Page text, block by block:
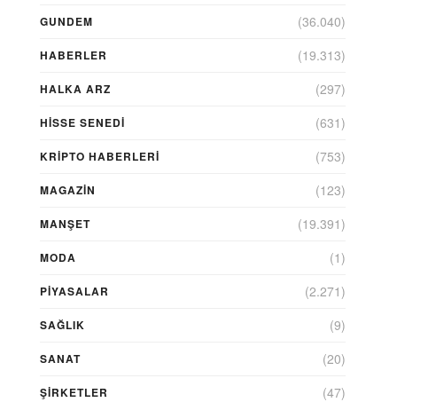
GUNDEM (36.040)
HABERLER (19.313)
HALKA ARZ (297)
HİSSE SENEDİ (631)
KRIPTO HABERLERI (753)
MAGAZİN (123)
MANŞET (19.391)
MODA (1)
PİYASALAR (2.271)
SAĞLIK (9)
SANAT (20)
ŞIRKETLER (47)